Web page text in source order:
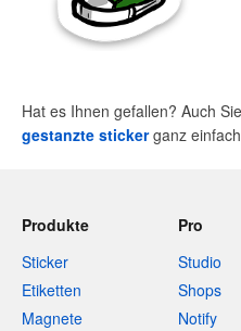
Hat es Ihnen gefallen? Auch
gestanzte stickerganz
Produkte
Sticker
Etiketten
Magnete
Pro
Studio
Shops
Notify